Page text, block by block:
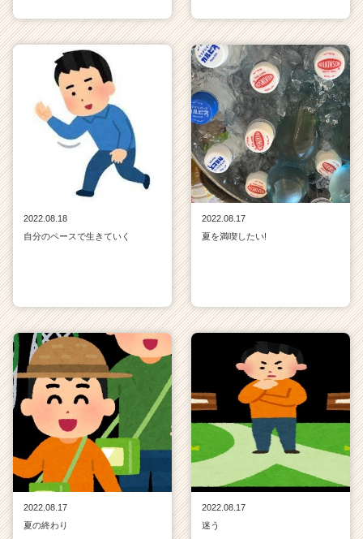
2022.08.18
自分のペースで生きていく
2022.08.17
夏を満喫したい!
2022.08.17
夏の終わり
2022.08.17
迷う